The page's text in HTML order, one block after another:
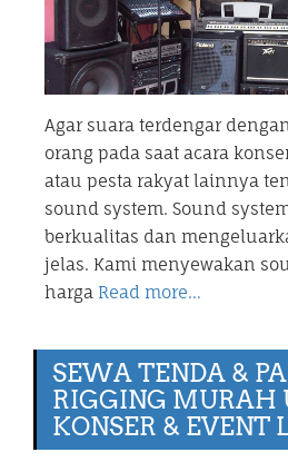
Agar suara terdengar
orang pada saat acara
atau pesta rakyat lainnya
sound system. Sound
berkualitas dan
jelas. Kami menyewakan
harga Read more…
SEWA TENDA &
RIGGING MURAH
KONSER & EVENT